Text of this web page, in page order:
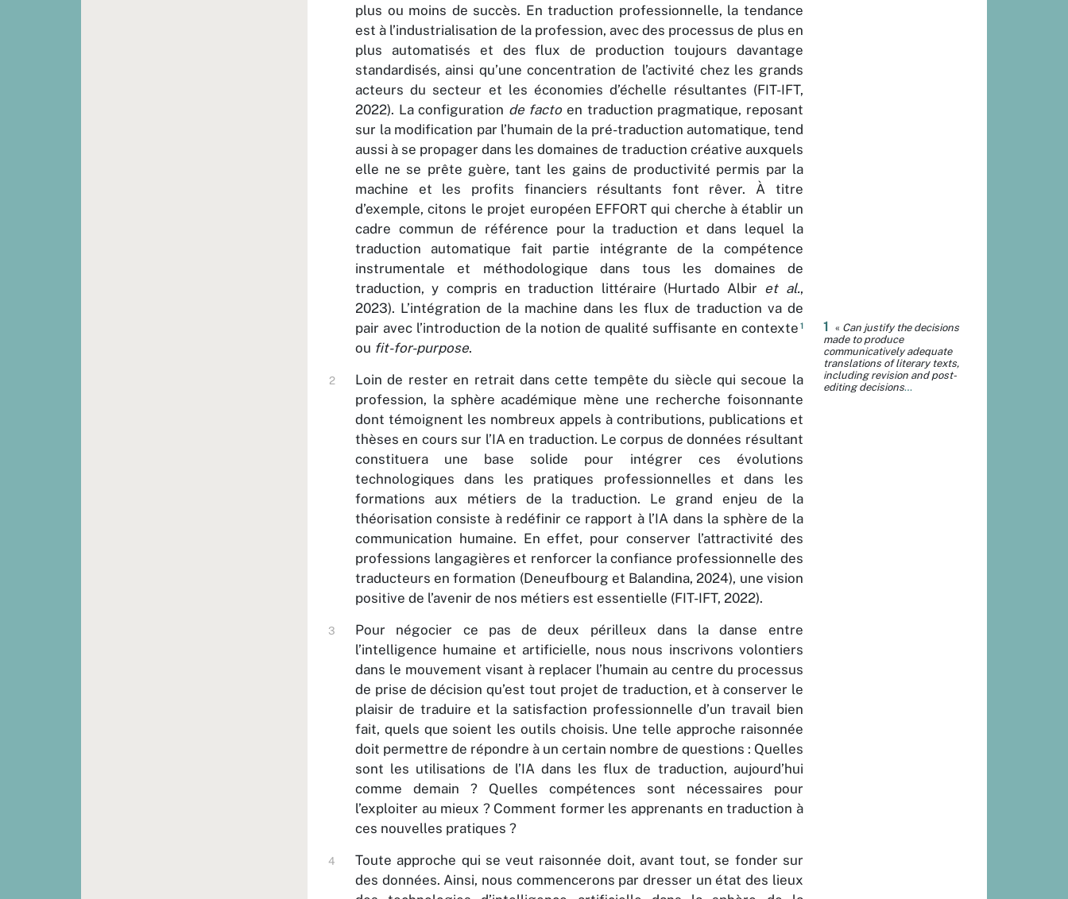
plus ou moins de succès. En traduction professionnelle, la tendance
est à l’industrialisation de la profession, avec des processus de plus en
plus automatisés et des flux de production toujours davantage
standardisés, ainsi qu’une concentration de l’activité chez les grands
acteurs du secteur et les économies d’échelle résultantes (FIT-IFT,
2022). La configuration de facto en traduction pragmatique, reposant
sur la modification par l’humain de la pré-traduction automatique, tend
aussi à se propager dans les domaines de traduction créative auxquels
elle ne se prête guère, tant les gains de productivité permis par la
machine et les profits financiers résultants font rêver. À titre
d’exemple, citons le projet européen EFFORT qui cherche à établir un
cadre commun de référence pour la traduction et dans lequel la
traduction automatique fait partie intégrante de la compétence
instrumentale et méthodologique dans tous les domaines de
traduction, y compris en traduction littéraire (Hurtado Albir et al.,
2023). L’intégration de la machine dans les flux de traduction va de
pair avec l’introduction de la notion de qualité suffisante en contexte 1
ou fit-for-purpose.
Loin de rester en retrait dans cette tempête du siècle qui secoue la
profession, la sphère académique mène une recherche foisonnante
dont témoignent les nombreux appels à contributions, publications et
thèses en cours sur l’IA en traduction. Le corpus de données résultant
constituera une base solide pour intégrer ces évolutions
technologiques dans les pratiques professionnelles et dans les
formations aux métiers de la traduction. Le grand enjeu de la
théorisation consiste à redéfinir ce rapport à l’IA dans la sphère de la
communication humaine. En effet, pour conserver l’attractivité des
professions langagières et renforcer la confiance professionnelle des
traducteurs en formation (Deneufbourg et Balandina, 2024), une vision
positive de l’avenir de nos métiers est essentielle (FIT-IFT, 2022).
Pour négocier ce pas de deux périlleux dans la danse entre
l’intelligence humaine et artificielle, nous nous inscrivons volontiers
dans le mouvement visant à replacer l’humain au centre du processus
de prise de décision qu’est tout projet de traduction, et à conserver le
plaisir de traduire et la satisfaction professionnelle d’un travail bien
fait, quels que soient les outils choisis. Une telle approche raisonnée
doit permettre de répondre à un certain nombre de questions : Quelles
sont les utilisations de l’IA dans les flux de traduction, aujourd’hui
comme demain ? Quelles compétences sont nécessaires pour
l’exploiter au mieux ? Comment former les apprenants en traduction à
ces nouvelles pratiques ?
Toute approche qui se veut raisonnée doit, avant tout, se fonder sur
des données. Ainsi, nous commencerons par dresser un état des lieux
1 « Can justify the decisions
made to produce
communicatively adequate
translations of literary texts,
including revision and post-
editing decisions…